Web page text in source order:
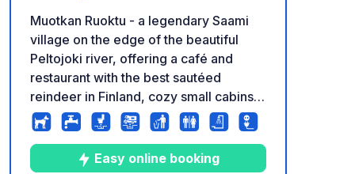
Muotkan Ruoktu - a legendary Saami
village on the edge of the beautiful
Peltojoki river, offering a café and
restaurant with the best sautéed
reindeer in Finland, cozy small cabins,
as well as spots for vehicles of all sizes
and... authentic, small groups winter
and summer activities! Managed by a
Easy online booking